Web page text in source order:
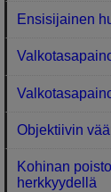
Ensisijainen
Objektiivin
Kohinan
herkkyydellä